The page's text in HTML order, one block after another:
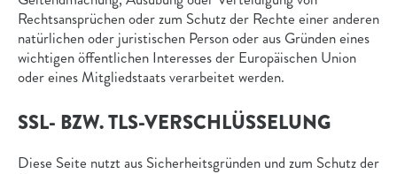
Rechtsansprüchen oder zum Schutz der Rechte einer anderen
natürlichen oder juristischen Person oder aus Gründen eines
wichtigen öffentlichen Interesses der Europäischen Union
oder eines Mitgliedstaats verarbeitet werden.
SSL- BZW. TLS-VERSCHLÜSSELUNG
Diese Seite nutzt aus Sicherheitsgründen und zum Schutz der